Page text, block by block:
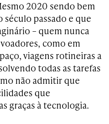
2020 sendo bem
passado e que
– quem nunca
como em
viagens rotineiras a
todas as tarefas
não admitir que
que
graças à tecnologia.